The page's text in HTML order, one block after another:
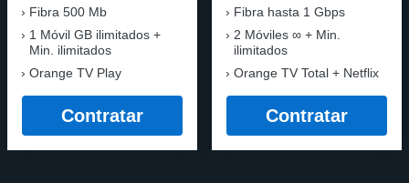
Fibra 500 Mb
1 Móvil GB ilimitados +
Min. ilimitados
Orange TV Play
Contratar
Fibra hasta 1 Gbps
2 Móviles ∞ + Min.
ilimitados
Orange TV Total + Netflix
Contratar